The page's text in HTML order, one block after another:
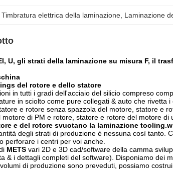
Timbratura elettrica della laminazione Laminazione
U, gli strati della laminazione su misura F, il
del rotore e dello statore
in tutti i gradi dell'acciaio del silicio compreso
in sciolto come pure collegati & auto che rivetta
e rotore senza spazzola del motore, statore e
di PM e rotore, statore e rotore del motore di
e del rotore svuotano la laminazione
degli strati di produzione è nessuna così tanto.
perforare i centri per voi anche.
METS vari 2D e 3D cad/software della camma
& i dettagli completi del software). Disponiamo dei
di produzione sono preveduti, possiamo